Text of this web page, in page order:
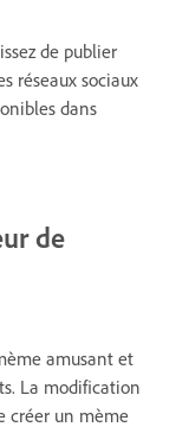
de publier
réseaux sociaux
dans
de
amusant et
La modification
créer un mème